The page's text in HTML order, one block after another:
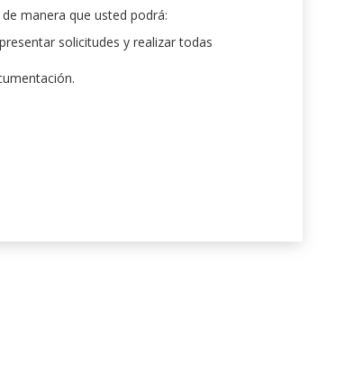
manera que usted podrá:
solicitudes y realizar todas